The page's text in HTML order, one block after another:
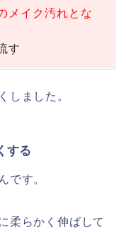
メイク汚れとな
す
しました。
する
です。
柔らかく伸ばして